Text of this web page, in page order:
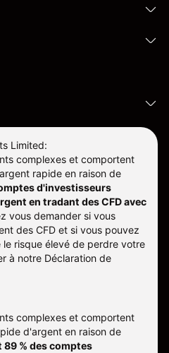
Limited:
complexes et comportent
rapide en raison de
d'investisseurs
en tradant des CFD avec
vous demander si vous
des CFD et si vous pouvez
risque élevé de perdre votre
à notre Déclaration de
complexes et comportent
d'argent en raison de
89 % des comptes